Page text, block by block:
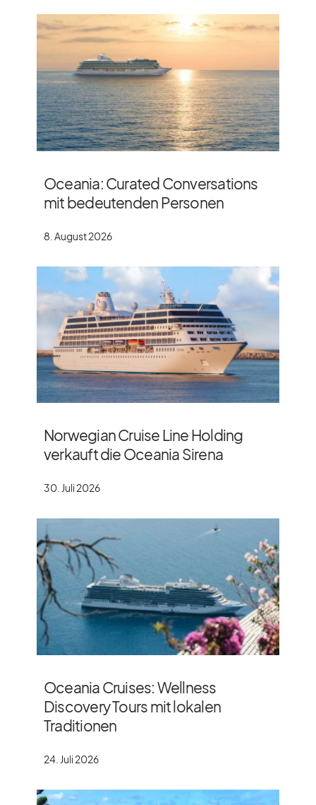
Oceania: Curated Conversations
mit bedeutenden Personen
8. August 2026
Norwegian Cruise Line Holding
verkauft die Oceania Sirena
30. Juli 2026
Oceania Cruises: Wellness
Discovery Tours mit lokalen
Traditionen
24. Juli 2026